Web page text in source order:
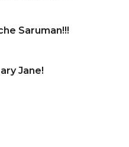
Saruman!!!
Jane!